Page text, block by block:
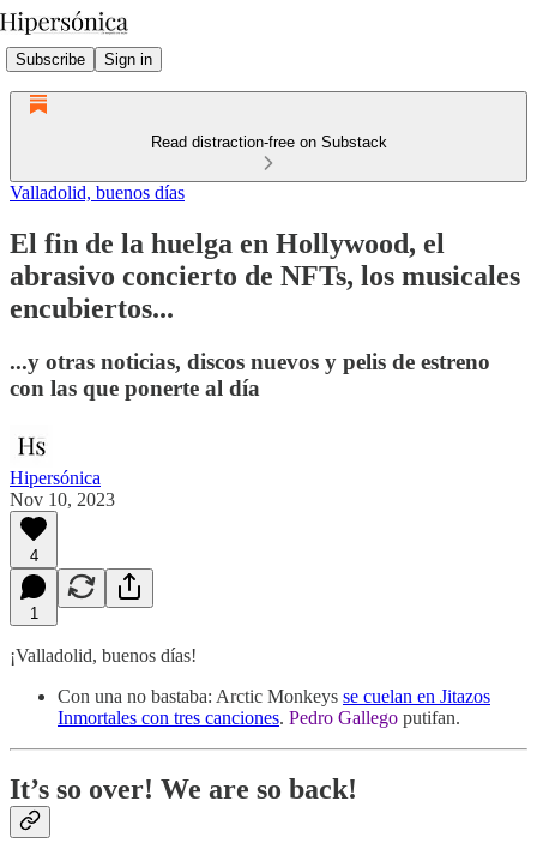
Subscribe Sign in
Read distraction-free on Substack
Valladolid, buenos días
El fin de la huelga en Hollywood, el
abrasivo concierto de NFTs, los musicales
encubiertos...
...y otras noticias, discos nuevos y pelis de estreno
con las que ponerte al día
Hipersónica
Nov 10, 2023
4
1
¡Valladolid, buenos días!
Con una no bastaba: Arctic Monkeys se cuelan en Jitazos
Inmortales con tres canciones. Pedro Gallego putifan.
It’s so over! We are so back!